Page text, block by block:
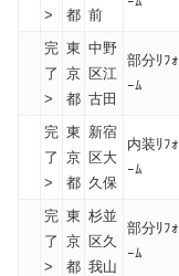
>
都 前
完
了
>
東
京
都
中野
区江
古田
部分ﾘﾌｫ
ｰﾑ
完
了
>
東
京
都
新宿
区大
久保
内装ﾘﾌｫ
ｰﾑ
完
了
>
東
京
都
杉並
区久
我山
部分ﾘﾌｫ
ｰﾑ